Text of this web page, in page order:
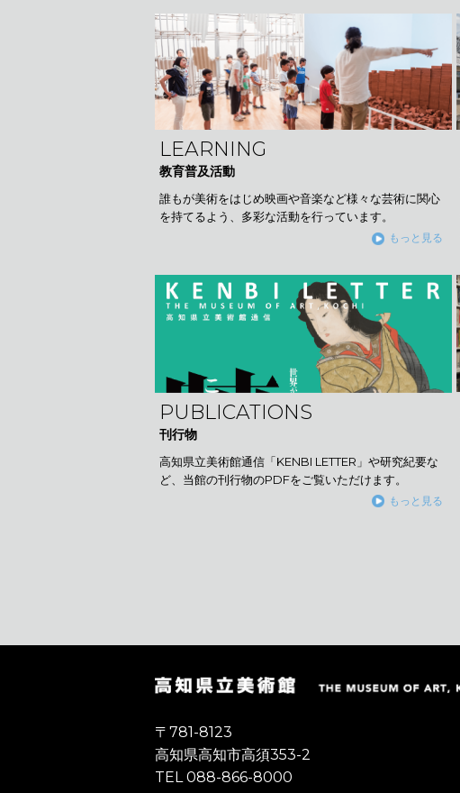
LEARNING
教育普及活動
誰もが美術をはじめ映画や音楽など様々な芸術に関心
を持てるよう、多彩な活動を行っています。
もっと見る
PUBLICATIONS
刊行物
高知県立美術館通信「KENBI LETTER」や研究紀要な
ど、当館の刊行物のPDFをご覧いただけます。
もっと見る
〒781-8123
高知県高知市高須353-2
TEL 088-866-8000